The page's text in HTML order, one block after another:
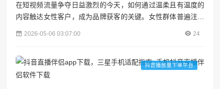
在短视频流量争夺日益激烈的今天，如何通过温柔且有温度的
内容触达女性客户，成为品牌获客的关键。女性群体普遍注重
客户的温柔型话术框架，结合具体场景与心理学原理，助力品
牌实现高效获客。视涨阁---### **一、开场：用“共情...
2026-05-06 03:07:00 24
抖音播放量下单平台